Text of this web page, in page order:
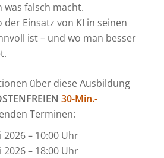
was falsch macht.
der Einsatz von KI in seinen
ist – und wo man besser
über diese Ausbildung
30-Min.-
Terminen:
2026 – 10:00 Uhr
2026 – 18:00 Uhr